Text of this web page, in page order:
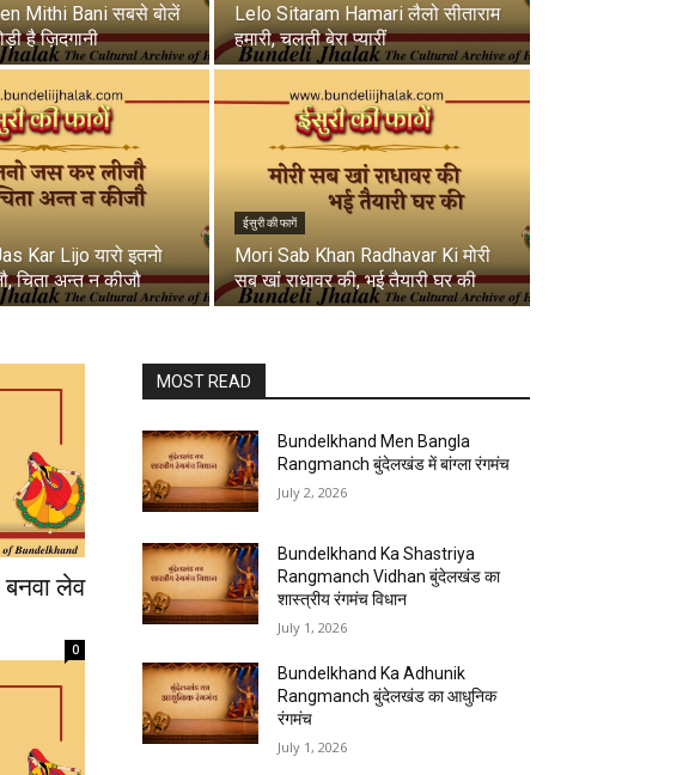
Mithi Bani सबसे बोलें
है ज़िदगानी
Lelo Sitaram Hamari लैलो सीताराम
हमारी, चलती बेरा प्यारीं
Kar Lijo यारो इतनो
चिता अन्त न कीजौ
ईसुरी की फागें
Mori Sab Khan Radhavar Ki मोरी
सब खां राधावर की, भई तैयारी घर की
लेव
0
MOST READ
Bundelkhand Men Bangla
Rangmanch बुंदेलखंड में बांग्ला रंगमंच
July 2, 2026
Bundelkhand Ka Shastriya
Rangmanch Vidhan बुंदेलखंड का
शास्त्रीय रंगमंच विधान
July 1, 2026
Bundelkhand Ka Adhunik
Rangmanch बुंदेलखंड का आधुनिक
रंगमंच
July 1, 2026